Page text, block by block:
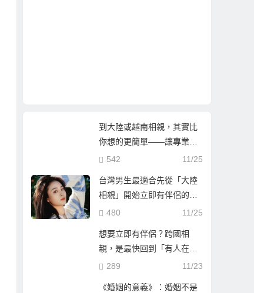
到大陸或越南相親，其實比
你想的更簡單——讓專業團
隊陪你找到真心伴侶
11/25
542
台灣男生最適合先從「大陸
相親」開始立即有伴侶的第
一步
11/25
480
想要立即有伴侶？跨國相
親，是最快回到「有人在等
你」的人生方！
11/23
289
《婚姻的意義》：婚姻不是